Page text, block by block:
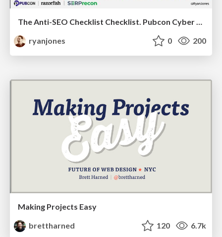
The Anti-SEO Checklist Checklist. Pubcon Cyber Week
ryanjones
0 200
Making Projects Easy
brettharned
120 6.7k